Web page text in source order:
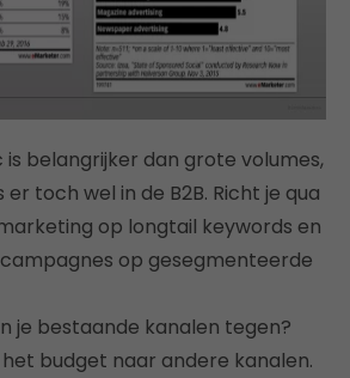
belangrijker dan grote volumes,
er toch wel in de B2B. Richt je qua
op longtail keywords en
op gesegmenteerde
je bestaande kanalen tegen?
budget naar andere kanalen.